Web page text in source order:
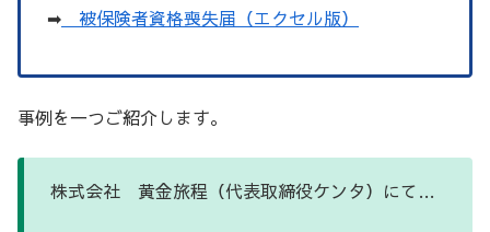
➡ 被保険者資格喪失届（エクセル版）
事例を一つご紹介します。
株式会社 黄金旅程（代表取締役ケンタ）にて…